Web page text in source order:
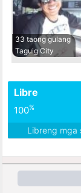
33 taong gulang
Taguig City
Libre
100%
Libreng